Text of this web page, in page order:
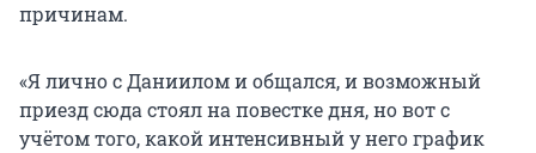
причинам.
«Я лично с Даниилом и общался, и возможный
приезд сюда стоял на повестке дня, но вот с
учётом того, какой интенсивный у него график